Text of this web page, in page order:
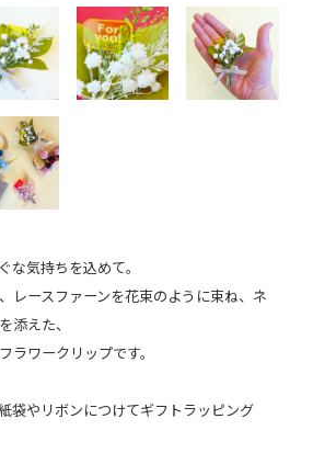
な気持ちを込めて。
レースファーンを花束のように束ね、ネ
添えた、
ラワークリップです。
袋やリボンにつけてギフトラッピング